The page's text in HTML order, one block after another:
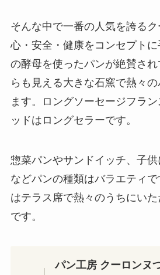
そんな中で一番の人気を誇る
心・安全・健康をコンセプト
の酵母を使ったパンが絶賛さ
らも見える大きな石窯で熱々
ます。ロングソーセージフラ
ッドはロングセラーです。
惣菜パンやサンドイッチ、子
などパンの種類はバラエティ
はテラス席で熱々のうちにい
です。
パン工房 クーロンヌ